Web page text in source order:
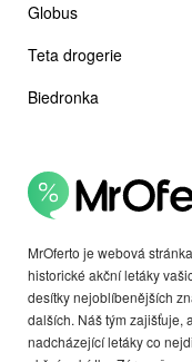
MrOferto je webová
historické akční letáky
desítky nejoblíbenějších
dalších. Náš tým zajišťuje,
nadcházející letáky co
Globus
Teta drogerie
Biedronka